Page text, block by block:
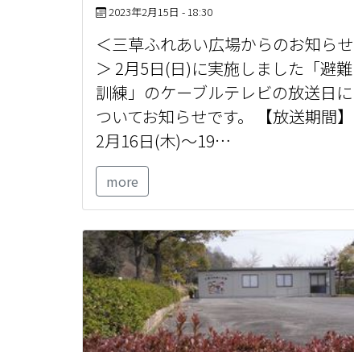
2023年2月15日 - 18:30
＜三草ふれあい広場からのお知らせ
＞ 2月5日(日)に実施しました「避難
訓練」のケーブルテレビの放送日に
ついてお知らせです。 【放送期間】
2月16日(木)～19…
more